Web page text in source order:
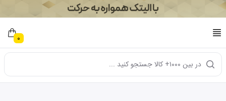
0
در بین ۱۰۰۰+ کالا جستجو کنید ...